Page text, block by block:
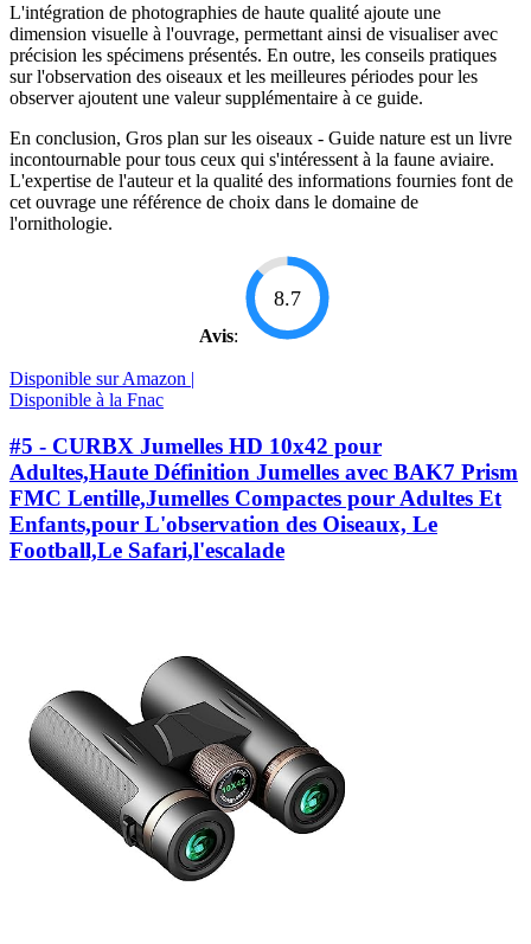
L'intégration de photographies de haute qualité ajoute une
dimension visuelle à l'ouvrage, permettant ainsi de visualiser avec
précision les spécimens présentés. En outre, les conseils pratiques
sur l'observation des oiseaux et les meilleures périodes pour les
observer ajoutent une valeur supplémentaire à ce guide.
En conclusion, Gros plan sur les oiseaux - Guide nature est un livre
incontournable pour tous ceux qui s'intéressent à la faune aviaire.
L'expertise de l'auteur et la qualité des informations fournies font de
cet ouvrage une référence de choix dans le domaine de
l'ornithologie.
Avis:
8.7
Disponible sur Amazon |
Disponible à la Fnac
#5 - CURBX Jumelles HD 10x42 pour
Adultes,Haute Définition Jumelles avec BAK7 Prism
FMC Lentille,Jumelles Compactes pour Adultes Et
Enfants,pour L'observation des Oiseaux, Le
Football,Le Safari,l'escalade